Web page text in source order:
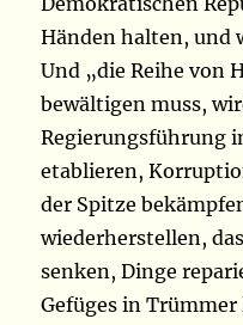
Händen halten, und
Und „die Reihe von
bewältigen muss,
Regierungsführung
etablieren,
der Spitze
wiederherstellen,
senken, Dinge
Gefüges in